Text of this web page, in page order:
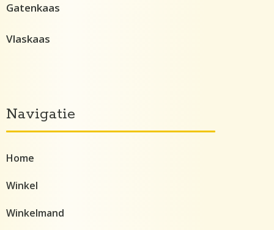
Navigatie
Home
Winkel
Winkelmand
Gatenkaas
Vlaskaas